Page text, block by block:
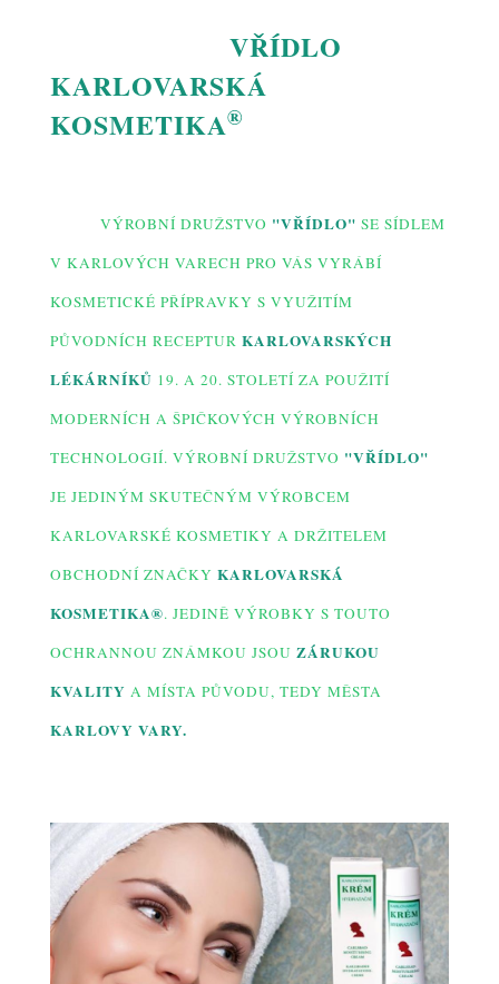
VŘÍDLO
KARLOVARSKÁ
KOSMETIKA®
VÝROBNÍ DRUŽSTVO "VŘÍDLO" SE SÍDLEM
V KARLOVÝCH VARECH PRO VÁS VYRÁBÍ
KOSMETICKÉ PŘÍPRAVKY S VYUŽITÍM
PŮVODNÍCH RECEPTUR KARLOVARSKÝCH
LÉKÁRNÍKŮ 19. A 20. STOLETÍ ZA POUŽITÍ
MODERNÍCH A ŠPIČKOVÝCH VÝROBNÍCH
TECHNOLOGIÍ. VÝROBNÍ DRUŽSTVO "VŘÍDLO"
JE JEDINÝM SKUTEČNÝM VÝROBCEM
KARLOVARSKÉ KOSMETIKY A DRŽITELEM
OBCHODNÍ ZNAČKY KARLOVARSKÁ
KOSMETIKA®. JEDINĚ VÝROBKY S TOUTO
OCHRANNOU ZNÁMKOU JSOU ZÁRUKOU
KVALITY A MÍSTA PŮVODU, TEDY MĚSTA
KARLOVY VARY.